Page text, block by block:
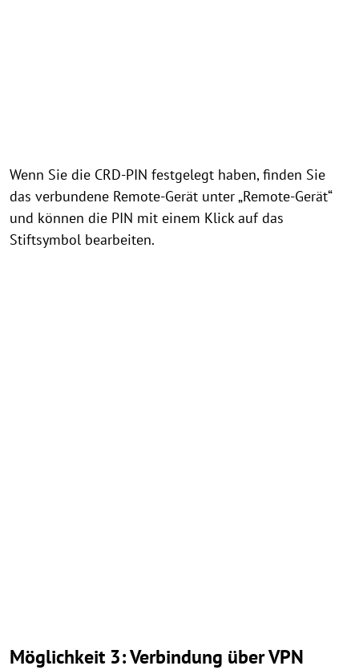
Wenn Sie die CRD-PIN festgelegt haben, finden Sie
das verbundene Remote-Gerät unter „Remote-Gerät“
und können die PIN mit einem Klick auf das
Stiftsymbol bearbeiten.
Möglichkeit 3: Verbindung über VPN